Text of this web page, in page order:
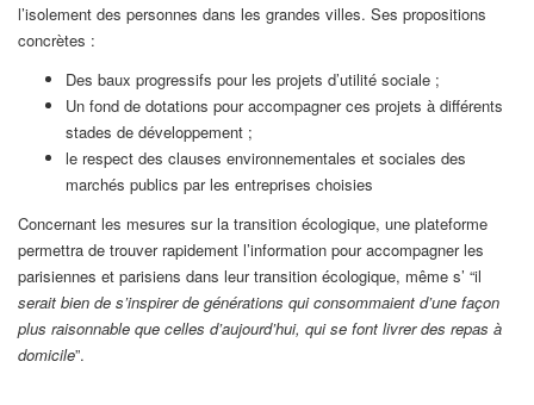
l’isolement des personnes dans les grandes villes. Ses propositions
concrètes :
Des baux progressifs pour les projets d’utilité sociale ;
Un fond de dotations pour accompagner ces projets à différents
stades de développement ;
le respect des clauses environnementales et sociales des
marchés publics par les entreprises choisies
Concernant les mesures sur la transition écologique, une plateforme
permettra de trouver rapidement l’information pour accompagner les
parisiennes et parisiens dans leur transition écologique, même s’ “il
serait bien de s’inspirer de générations qui consommaient d’une façon
plus raisonnable que celles d’aujourd’hui, qui se font livrer des repas à
domicile”.